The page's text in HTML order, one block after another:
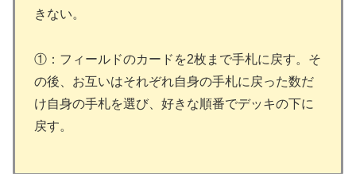
きない。
①：フィールドのカードを2枚まで手札に戻す。そ
の後、お互いはそれぞれ自身の手札に戻った数だ
け自身の手札を選び、好きな順番でデッキの下に
戻す。